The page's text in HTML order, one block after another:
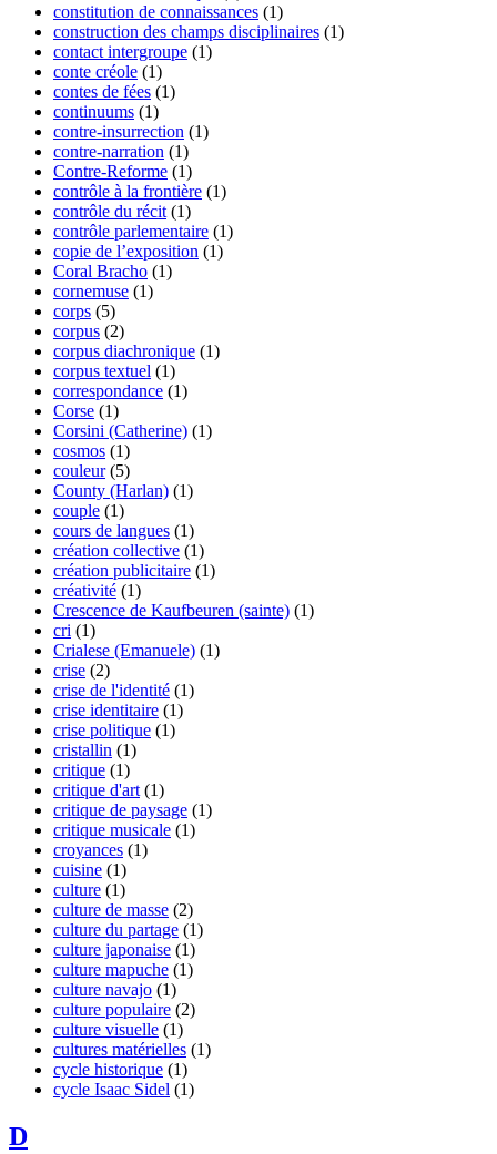
constitution de connaissances (1)
construction des champs disciplinaires (1)
contact intergroupe (1)
conte créole (1)
contes de fées (1)
continuums (1)
contre-insurrection (1)
contre-narration (1)
Contre-Reforme (1)
contrôle à la frontière (1)
contrôle du récit (1)
contrôle parlementaire (1)
copie de l’exposition (1)
Coral Bracho (1)
cornemuse (1)
corps (5)
corpus (2)
corpus diachronique (1)
corpus textuel (1)
correspondance (1)
Corse (1)
Corsini (Catherine) (1)
cosmos (1)
couleur (5)
County (Harlan) (1)
couple (1)
cours de langues (1)
création collective (1)
création publicitaire (1)
créativité (1)
Crescence de Kaufbeuren (sainte) (1)
cri (1)
Crialese (Emanuele) (1)
crise (2)
crise de l'identité (1)
crise identitaire (1)
crise politique (1)
cristallin (1)
critique (1)
critique d'art (1)
critique de paysage (1)
critique musicale (1)
croyances (1)
cuisine (1)
culture (1)
culture de masse (2)
culture du partage (1)
culture japonaise (1)
culture mapuche (1)
culture navajo (1)
culture populaire (2)
culture visuelle (1)
cultures matérielles (1)
cycle historique (1)
cycle Isaac Sidel (1)
D